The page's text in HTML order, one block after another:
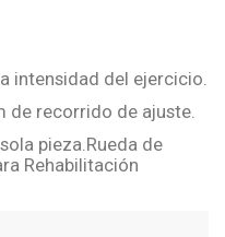
intensidad del ejercicio.
de recorrido de ajuste.
pieza.Rueda de
Rehabilitación